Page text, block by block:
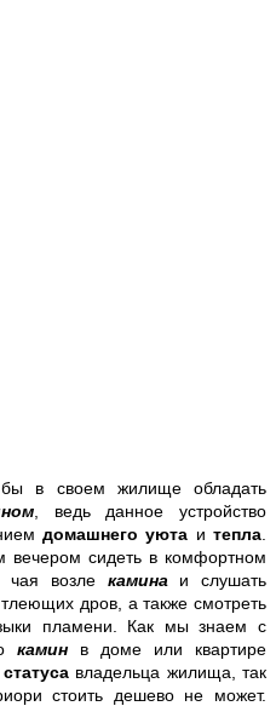
в своем жилище обладать
, ведь данное устройство
домашнего уюта итепла
вечером сидеть в комфортном
чая возле камина и слушать
дров, а также смотреть
пламени. Как мы знаем с
камин в доме или квартире
владельца жилища, так
стоить дешево не может.